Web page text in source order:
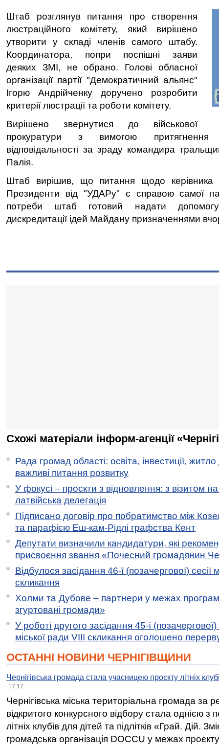
Штаб розглянув питання про створення
люстраційного комітету, який вирішено
утворити у складі членів самого штабу.
Координатора, попри поспішні заяви
деяких ЗМІ, не обрано. Голові обласної
організації партії "Демократичний альянс"
Ігорю Андрійченку доручено розробити
критерії люстрації та роботи комітету.
Вирішено звернутися до військової
прокуратури з вимогою притягнення
відповідальності за зраду командира
Палія.
Штаб вирішив, що питання щодо керівника
Президенти від "УДАРу" є справою самої
потреби штаб готовий надати
дискредитації ідей Майдану призначеннями
Схожі матеріали інформ-агенції
Рада громад області: освіта, інвестиції,
важливі питання розвитку
У фокусі – проєкти з відновлення: з візитом
латвійська делегація
Підписано договір про побратимство між
та парафією Еш-кам-Рідлі графства Кент
Депутати визначили кандидатури, які
присвоєння звання «Почесний громадянин
Відбулося засідання 46-ї (позачергової) сесії
скликання
Холми та Дубове – партнери у межах
згуртовані громади»
У роботі другого засідання 45-ї (позачергової)
міської ради VIII скликання оголошено
ОСТАННІ НОВИНИ ЧЕРНІГІВЩИНИ
Чернігівська громада стала учасницею проєкту літніх
17:17
Чернігівська міська територіальна громада за
відкритого конкурсного відбору стала однією
літніх клубів для дітей та підлітків «Грай. Дій.
громадська організація DOCCU у межах